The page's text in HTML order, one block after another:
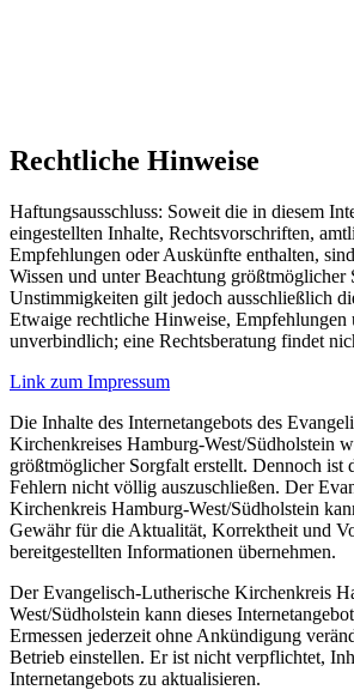
Rechtliche Hinweise
Haftungsausschluss: Soweit die in diesem
eingestellten Inhalte, Rechtsvorschriften,
Empfehlungen oder Auskünfte enthalten,
Wissen und unter Beachtung größtmöglicher
Unstimmigkeiten gilt jedoch ausschließlich
Etwaige rechtliche Hinweise, Empfehlungen
unverbindlich; eine Rechtsberatung findet
Link zum Impressum
Die Inhalte des Internetangebots des
Kirchenkreises Hamburg-West/Südholstein
größtmöglicher Sorgfalt erstellt. Dennoch ist
Fehlern nicht völlig auszuschließen. Der
Kirchenkreis Hamburg-West/Südholstein
Gewähr für die Aktualität, Korrektheit und
bereitgestellten Informationen übernehmen.
Der Evangelisch-Lutherische Kirchenkreis
West/Südholstein kann dieses
Ermessen jederzeit ohne Ankündigung
Betrieb einstellen. Er ist nicht verpflichtet,
Internetangebots zu aktualisieren.